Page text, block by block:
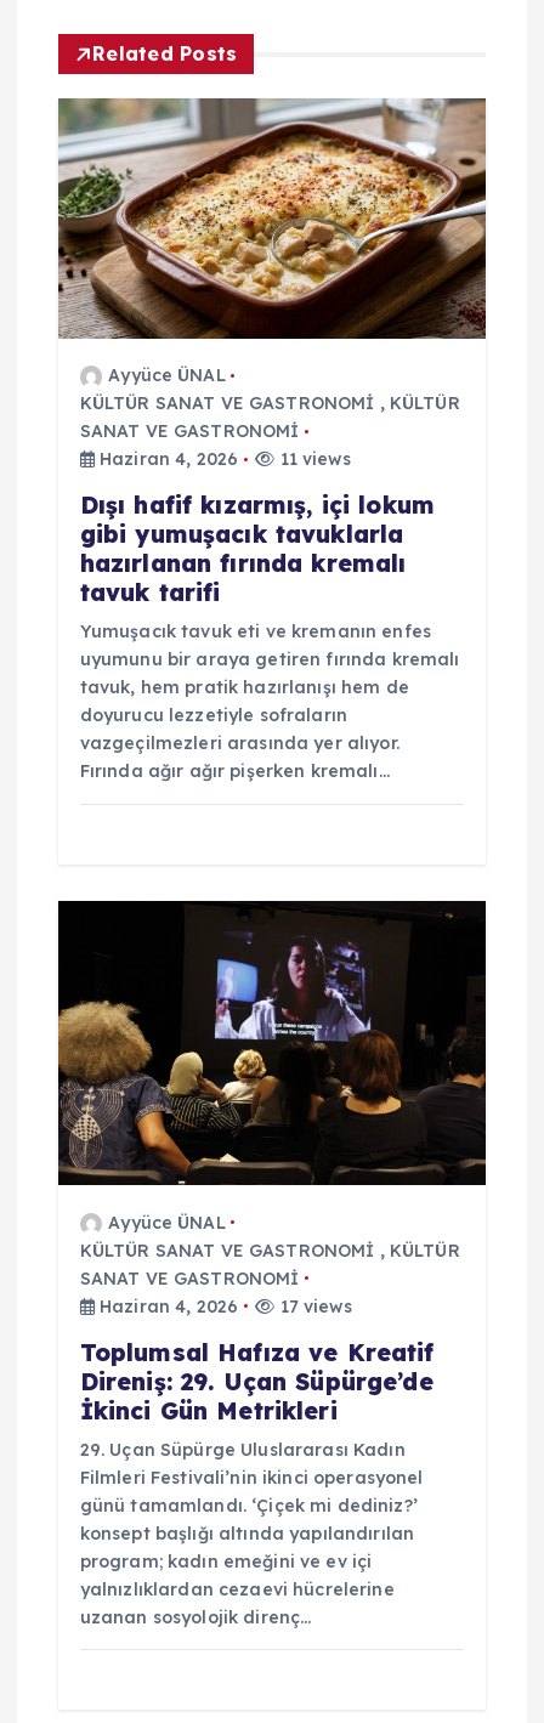
e
z
n
m
e
Related Posts
Ayyüce ÜNAL
KÜLTÜR SANAT VE GASTRONOMİ , KÜLTÜR
SANAT VE GASTRONOMİ
Haziran 4, 2026
11 views
Dışı hafif kızarmış, içi lokum
gibi yumuşacık tavuklarla
hazırlanan fırında kremalı
tavuk tarifi
Yumuşacık tavuk eti ve kremanın enfes
uyumunu bir araya getiren fırında kremalı
tavuk, hem pratik hazırlanışı hem de
doyurucu lezzetiyle sofraların
vazgeçilmezleri arasında yer alıyor.
Fırında ağır ağır pişerken kremalı…
Ayyüce ÜNAL
KÜLTÜR SANAT VE GASTRONOMİ , KÜLTÜR
SANAT VE GASTRONOMİ
Haziran 4, 2026
17 views
Toplumsal Hafıza ve Kreatif
Direniş: 29. Uçan Süpürge’de
İkinci Gün Metrikleri
29. Uçan Süpürge Uluslararası Kadın
Filmleri Festivali’nin ikinci operasyonel
günü tamamlandı. ‘Çiçek mi dediniz?’
konsept başlığı altında yapılandırılan
program; kadın emeğini ve ev içi
yalnızlıklardan cezaevi hücrelerine
uzanan sosyolojik direnç…